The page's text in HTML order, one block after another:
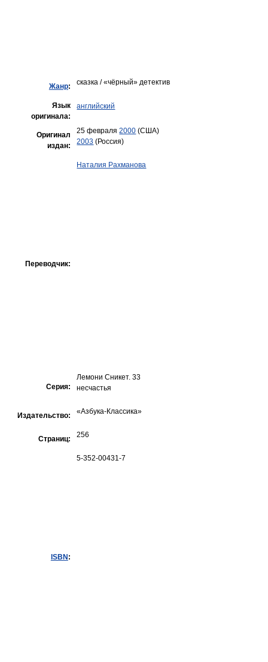
Жанр: сказка / «чёрный» детектив
Язык
оригинала:
английский
Оригинал
издан:
25 февраля2000 (США)
2003 (Россия)
Переводчик:
Наталия Рахманова
Серия:
Лемони Сникет. 33
несчастья
Издательство: «Азбука-Классика»
Страниц: 256
ISBN :
5-352-00431-7